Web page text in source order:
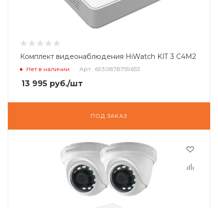
Комплект видеонаблюдения HiWatch KIT 3 C4M2
Нет в наличии Арт.: 6930878759653
13 995 руб./шт
ПОД ЗАКАЗ